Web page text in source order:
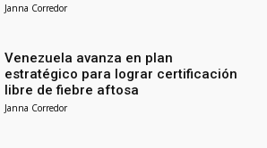
Janna Corredor
Venezuela avanza en plan
estratégico para lograr certificación
libre de fiebre aftosa
Janna Corredor